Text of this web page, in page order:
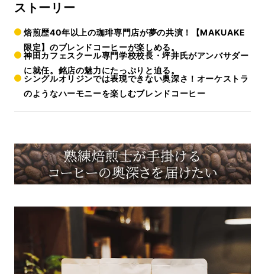
ストーリー
焙煎歴40年以上の珈琲専門店が夢の共演！【MAKUAKE
限定】のブレンドコーヒーが楽しめる。
神田カフェスクール専門学校校長・坪井氏がアンバサダー
に就任。銘店の魅力にたっぷりと迫る。
シングルオリジンでは表現できない奥深さ！オーケストラ
のようなハーモニーを楽しむブレンドコーヒー